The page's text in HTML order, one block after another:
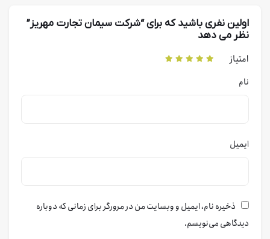
اولین نفری باشید که برای “شركت سيمان تجارت مهريز”
نظر می دهد
امتیاز
نام
ایمیل
ذخیره نام، ایمیل و وبسایت من در مرورگر برای زمانی که دوباره
دیدگاهی می‌نویسم.